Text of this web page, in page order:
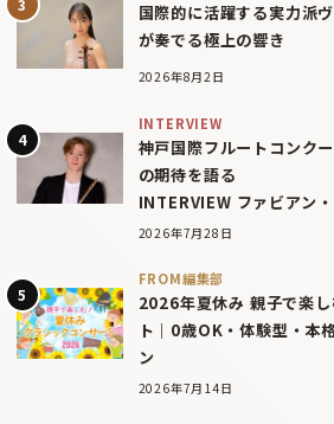
国際的に活躍する実力派
が奏でる極上の響き
2026年8月2日
INTERVIEW
神戸国際フルートコンク
の期待を語る
INTERVIEW ファビアン
2026年7月28日
FROM編集部
2026年夏休み 親子で楽
ト｜0歳OK・体験型・本
ン
2026年7月14日